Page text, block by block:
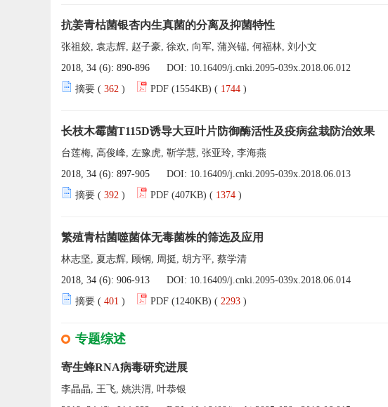
抗姜青枯菌银杏内生真菌的分离及抑菌特性
张祖姣, 袁志辉, 赵子豪, 徐欢, 向军, 蒲兴锚, 何福林, 刘小文
2018, 34 (6): 890-896
DOI: 10.16409/j.cnki.2095-039x.2018.06.012
摘要 ( 362 ) PDF (1554KB) ( 1744 )
长枝木霉菌T115D诱导大豆叶片防御酶活性及疫病盆栽防治效果
台莲梅, 高俊峰, 左豫虎, 靳学慧, 张亚玲, 李海燕
2018, 34 (6): 897-905
DOI: 10.16409/j.cnki.2095-039x.2018.06.013
摘要 ( 392 ) PDF (407KB) ( 1374 )
繁殖青枯菌噬菌体无毒菌株的筛选及应用
林志坚, 夏志辉, 顾钢, 周挺, 胡方平, 蔡学清
2018, 34 (6): 906-913
DOI: 10.16409/j.cnki.2095-039x.2018.06.014
摘要 ( 401 ) PDF (1240KB) ( 2293 )
专题综述
寄生蜂RNA病毒研究进展
李晶晶, 王飞, 姚洪渭, 叶恭银